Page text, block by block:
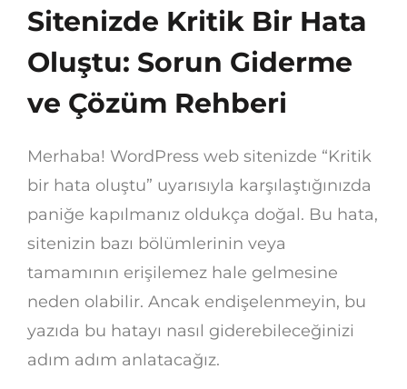
Sitenizde Kritik Bir Hata
Oluştu: Sorun Giderme
ve Çözüm Rehberi
Merhaba! WordPress web sitenizde “Kritik
bir hata oluştu” uyarısıyla karşılaştığınızda
paniğe kapılmanız oldukça doğal. Bu hata,
sitenizin bazı bölümlerinin veya
tamamının erişilemez hale gelmesine
neden olabilir. Ancak endişelenmeyin, bu
yazıda bu hatayı nasıl giderebileceğinizi
adım adım anlatacağız.